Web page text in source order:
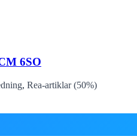
6SO
, Rea-artiklar (50%)